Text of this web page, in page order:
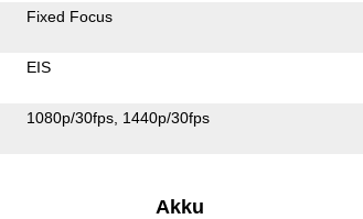
Fixed Focus
EIS
1080p/30fps 1440p/30fps
Akku